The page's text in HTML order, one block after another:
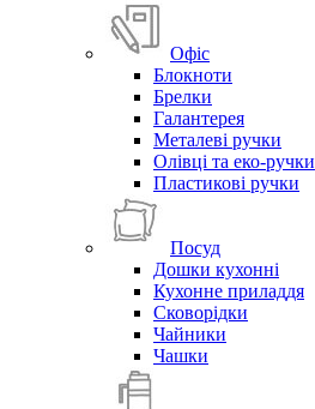
Офіс
Блокноти
Брелки
Галантерея
Металеві ручки
Олівці та еко-ручки
Пластикові ручки
Посуд
Дошки кухонні
Кухонне приладдя
Сковорідки
Чайники
Чашки